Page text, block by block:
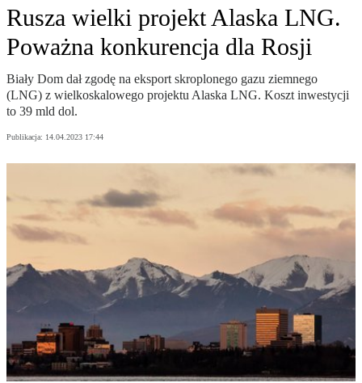
Rusza wielki projekt Alaska LNG.
Poważna konkurencja dla Rosji
Biały Dom dał zgodę na eksport skroplonego gazu ziemnego
(LNG) z wielkoskalowego projektu Alaska LNG. Koszt inwestycji
to 39 mld dol.
Publikacja: 14.04.2023 17:44